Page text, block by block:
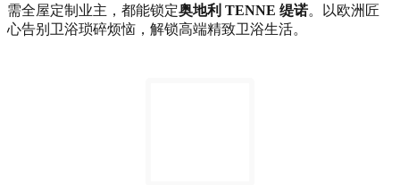
需全屋定制业主，都能锁定奥地利 TENNE 缇诺。以欧洲匠
心告别卫浴琐碎烦恼，解锁高端精致卫浴生活。